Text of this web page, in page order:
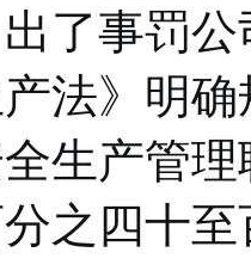
了事罚
法》明
生产管
之四十